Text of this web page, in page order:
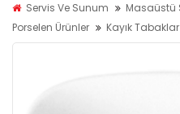
Servis Ve Sunum
Masaüstü
Porselen Ürünler
Kayık Tabaklar